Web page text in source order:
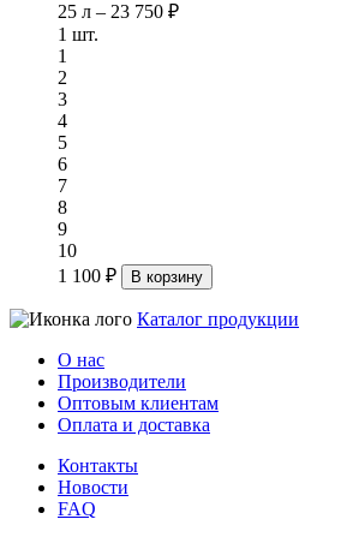
25 л – 23 750 ₽
1 шт.
1
2
3
4
5
6
7
8
9
10
1 100 ₽
В корзину
Каталог продукции
О нас
Производители
Оптовым клиентам
Оплата и доставка
Контакты
Новости
FAQ